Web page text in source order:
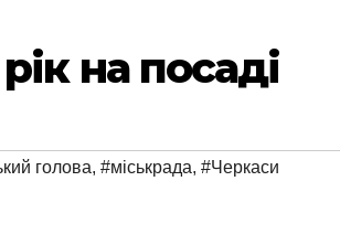
на посаді
голова, #міськрада, #Черкаси